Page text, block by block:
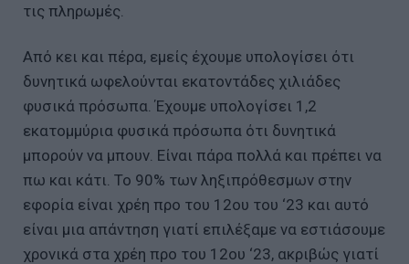
τις πληρωμές.
Από κει και πέρα, εμείς έχουμε υπολογίσει ότι
δυνητικά ωφελούνται εκατοντάδες χιλιάδες
φυσικά πρόσωπα. Έχουμε υπολογίσει 1,2
εκατομμύρια φυσικά πρόσωπα ότι δυνητικά
μπορούν να μπουν. Είναι πάρα πολλά και πρέπει να
πω και κάτι. Το 90% των ληξιπρόθεσμων στην
εφορία είναι χρέη προ του 12ου του ‘23 και αυτό
είναι μια απάντηση γιατί επιλέξαμε να εστιάσουμε
χρονικά στα χρέη προ του 12ου ‘23, ακριβώς γιατί